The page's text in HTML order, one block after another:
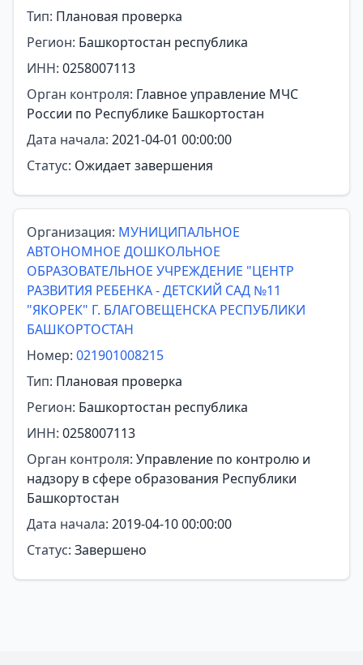
Тип: Плановая проверка
Регион: Башкортостан республика
ИНН: 0258007113
Орган контроля: Главное управление МЧС
России по Республике Башкортостан
Дата начала: 2021-04-01 00:00:00
Статус: Ожидает завершения
Организация: МУНИЦИПАЛЬНОЕ
АВТОНОМНОЕ ДОШКОЛЬНОЕ
ОБРАЗОВАТЕЛЬНОЕ УЧРЕЖДЕНИЕ "ЦЕНТР
РАЗВИТИЯ РЕБЕНКА - ДЕТСКИЙ САД №11
"ЯКОРЕК" Г. БЛАГОВЕЩЕНСКА РЕСПУБЛИКИ
БАШКОРТОСТАН
Номер: 021901008215
Тип: Плановая проверка
Регион: Башкортостан республика
ИНН: 0258007113
Орган контроля: Управление по контролю и
надзору в сфере образования Республики
Башкортостан
Дата начала: 2019-04-10 00:00:00
Статус: Завершено